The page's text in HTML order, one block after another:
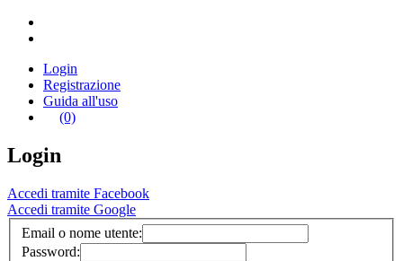
Login
Registrazione
Guida all'uso
(0)
Login
Accedi tramite Facebook
Accedi tramite Google
Email o nome utente:
Password: